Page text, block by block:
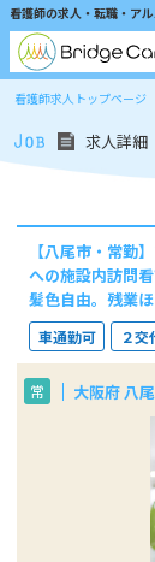
看護師の求人・転職・ア
看護師求人トップページ
求人詳細
【八尾市・常
への施設内訪問
髪色自由。残業
車通勤可 ２交
常 大阪府 八